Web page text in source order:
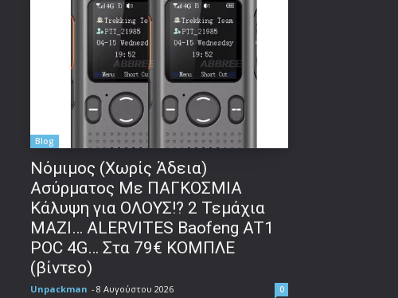
Blog
Νόμιμος (Χωρίς Άδεια)
Ασύρματος Με ΠΑΓΚΟΣΜΙΑ
Κάλυψη για ΟΛΟΥΣ!? 2 Τεμάχια
ΜΑΖΙ… ALERVITES Baofeng AT1
POC 4G… Στα 79€ ΚΟΜΠΛΕ
(βίντεο)
Unpackman - 8 Αυγούστου 2026 0